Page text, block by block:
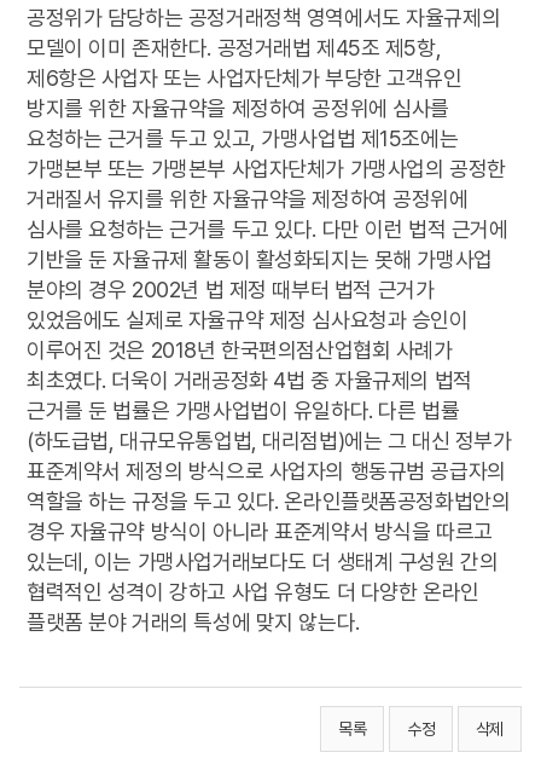
공정위가 담당하는 공정거래정책 영역에서도 자율규제의
모델이 이미 존재한다. 공정거래법 제45조 제5항,
제6항은 사업자 또는 사업자단체가 부당한 고객유인
방지를 위한 자율규약을 제정하여 공정위에 심사를
요청하는 근거를 두고 있고, 가맹사업법 제15조에는
가맹본부 또는 가맹본부 사업자단체가 가맹사업의 공정한
거래질서 유지를 위한 자율규약을 제정하여 공정위에
심사를 요청하는 근거를 두고 있다. 다만 이런 법적 근거에
기반을 둔 자율규제 활동이 활성화되지는 못해 가맹사업
분야의 경우 2002년 법 제정 때부터 법적 근거가
있었음에도 실제로 자율규약 제정 심사요청과 승인이
이루어진 것은 2018년 한국편의점산업협회 사례가
최초였다. 더욱이 거래공정화 4법 중 자율규제의 법적
근거를 둔 법률은 가맹사업법이 유일하다. 다른 법률
(하도급법, 대규모유통업법, 대리점법)에는 그 대신 정부가
표준계약서 제정의 방식으로 사업자의 행동규범 공급자의
역할을 하는 규정을 두고 있다. 온라인플랫폼공정화법안의
경우 자율규약 방식이 아니라 표준계약서 방식을 따르고
있는데, 이는 가맹사업거래보다도 더 생태계 구성원 간의
협력적인 성격이 강하고 사업 유형도 더 다양한 온라인
플랫폼 분야 거래의 특성에 맞지 않는다.
목록 수정 삭제